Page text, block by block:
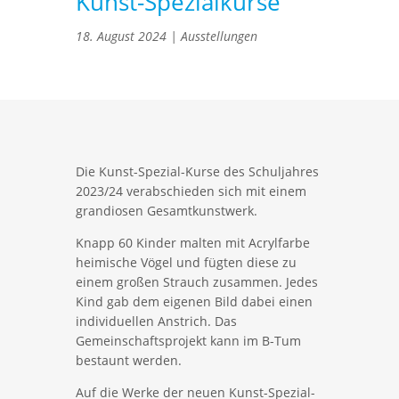
18. August 2024|Ausstellungen
Die Kunst-Spezial-Kurse des Schuljahres
2023/24 verabschieden sich mit einem
grandiosen Gesamtkunstwerk.
Knapp 60 Kinder malten mit Acrylfarbe
heimische Vögel und fügten diese zu
einem großen Strauch zusammen. Jedes
Kind gab dem eigenen Bild dabei einen
individuellen Anstrich. Das
Gemeinschaftsprojekt kann im B-Tum
bestaunt werden.
Auf die Werke der neuen Kunst-Spezial-